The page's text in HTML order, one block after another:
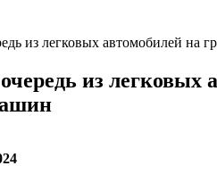
из легковых автомобилей на
из легковых